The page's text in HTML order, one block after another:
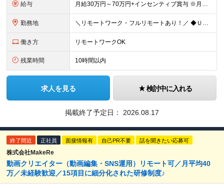
給与 月給30万円～70万円+インセンティブ賞与 ※月給額は経験・スキルを考慮の上、決定いたします。 【インセンティブについて】 自社サービスを提案し、サービス化した場合、一部の利益をインセンティブとして
勤務地 ＼リモートワーク・フルリモートあり！／ ◆Ｕ・Ｉターン歓迎 ◆転居を伴う転勤はありません。 ◆配属先はお住まいや希望を考慮し決定します。 ◆マイカー通勤OK（駐車場あり／プロジェクトによる） 【本
働き方 リモートワークOK
残業時間 10時間以内
求人を見る 検討中に入れる
掲載終了予定日： 2026.08.17
終了間近 正社員 面接情報有 自己PR不要 話を聞きたい応募可
株式会社MakeRe
動画クリエイター（動画編集・SNS運用）リモート可／月平均40
万／未経験歓迎／15項目に細分化された研修制度♪